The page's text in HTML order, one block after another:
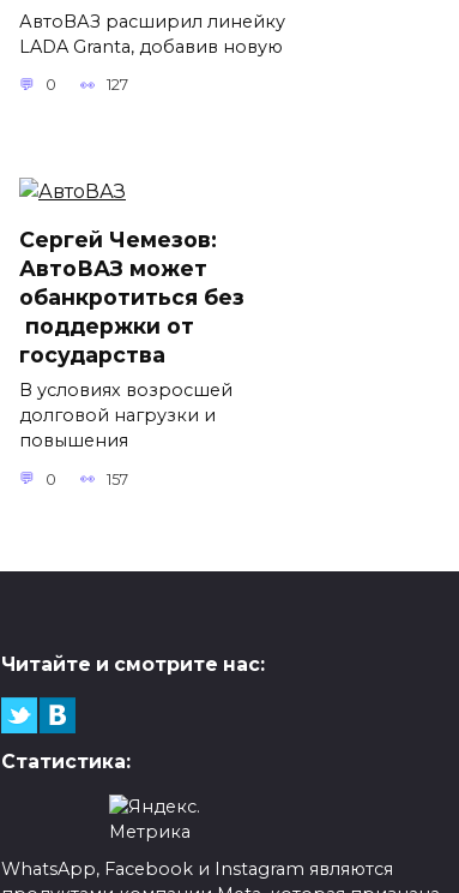
АвтоВАЗ расширил линейку
LADA Granta, добавив новую
0 127
Сергей Чемезов:
АвтоВАЗ может
обанкротиться без
поддержки от
государства
В условиях возросшей
долговой нагрузки и
повышения
0 157
Читайте и смотрите нас:
Статистика:
WhatsApp, Facebook и Instagram являются